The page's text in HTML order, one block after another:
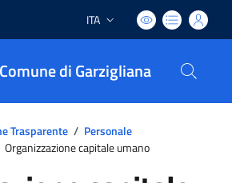
Lingua attiva:
ITA
Comune di Garzigliana
Trasparente / Personale
Organizzazione capitale umano